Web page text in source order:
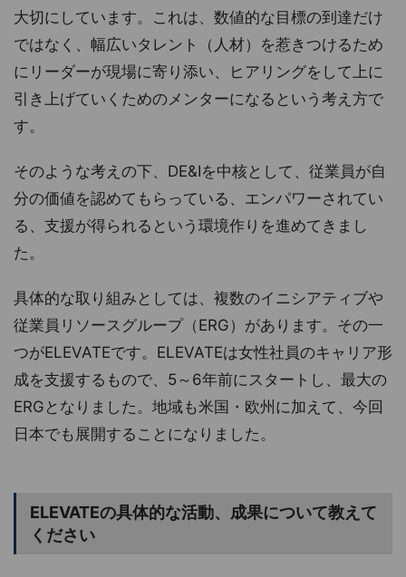
大切にしています。これは、数値的な目標の到達だけ
ではなく、幅広いタレント（人材）を惹きつけるため
にリーダーが現場に寄り添い、ヒアリングをして上に
引き上げていくためのメンターになるという考え方で
す。
そのような考えの下、DE&Iを中核として、従業員が自
分の価値を認めてもらっている、エンパワーされてい
る、支援が得られるという環境作りを進めてきまし
た。
具体的な取り組みとしては、複数のイニシアティブや
従業員リソースグループ（ERG）があります。その一
つがELEVATEです。ELEVATEは女性社員のキャリア形
成を支援するもので、5～6年前にスタートし、最大の
ERGとなりました。地域も米国・欧州に加えて、今回
日本でも展開することになりました。
ELEVATEの具体的な活動、成果について教えて
ください